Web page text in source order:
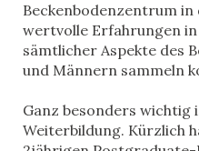
Beckenbodenzentrum
wertvolle Erfahrungen
sämtlicher Aspekte des
und Männern sammeln
Ganz besonders
Weiterbildung. Kürzlich